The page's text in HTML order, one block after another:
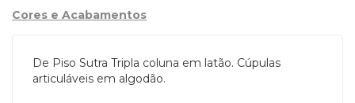
Cores e Acabamentos
De Piso Sutra Tripla coluna em latão. Cúpulas
articuláveis em algodão.